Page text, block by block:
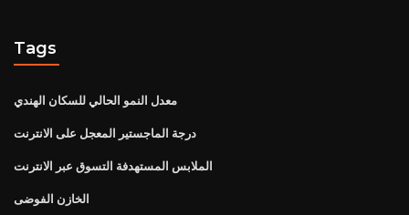
Tags
معدل النمو الحالي للسكان الهندي
درجة الماجستير المعجل على الانترنت
الملابس المستهدفة التسوق عبر الانترنت
الخازن الفوضى